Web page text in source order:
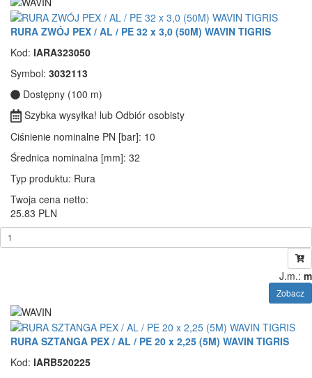
RURA ZWÓJ PEX / AL / PE 32 x 3,0 (50M) WAVIN TIGRIS
Kod: IARA323050
Symbol: 3032113
Dostępny (100 m)
Szybka wysyłka! lub Odbiór osobisty
Ciśnienie nominalne PN [bar]: 10
Średnica nominalna [mm]: 32
Typ produktu: Rura
Twoja cena netto:
25.83 PLN
J.m.: m
Zobacz
RURA SZTANGA PEX / AL / PE 20 x 2,25 (5M) WAVIN TIGRIS
Kod: IARB520225